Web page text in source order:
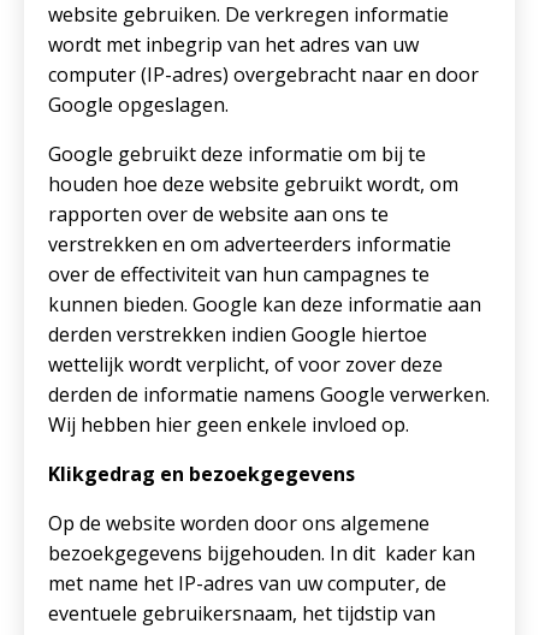
website gebruiken. De verkregen informatie
wordt met inbegrip van het adres van uw
computer (IP-adres) overgebracht naar en door
Google opgeslagen.
Google gebruikt deze informatie om bij te
houden hoe deze website gebruikt wordt, om
rapporten over de website aan ons te
verstrekken en om adverteerders informatie
over de effectiviteit van hun campagnes te
kunnen bieden. Google kan deze informatie aan
derden verstrekken indien Google hiertoe
wettelijk wordt verplicht, of voor zover deze
derden de informatie namens Google verwerken.
Wij hebben hier geen enkele invloed op.
Klikgedrag en bezoekgegevens
Op de website worden door ons algemene
bezoekgegevens bijgehouden. In dit kader kan
met name het IP-adres van uw computer, de
eventuele gebruikersnaam, het tijdstip van